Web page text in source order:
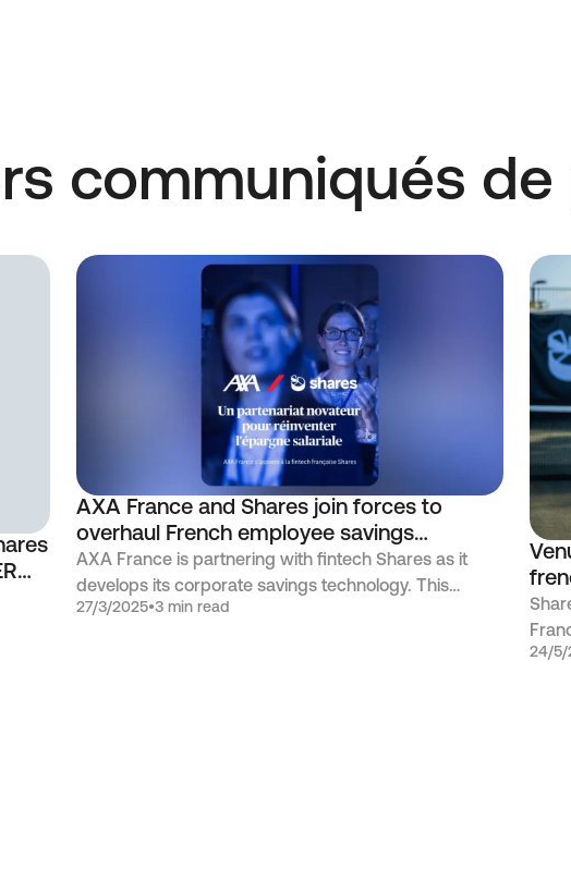
communiqués de
AXA France and Shares join forces to
overhaul French employee savings
experience
AXA France is partnering with fintech Shares as it
develops its corporate savings technology. This
partnership reflects a shared ambition to offer a new
27/3/2025•3 min read
24/5/